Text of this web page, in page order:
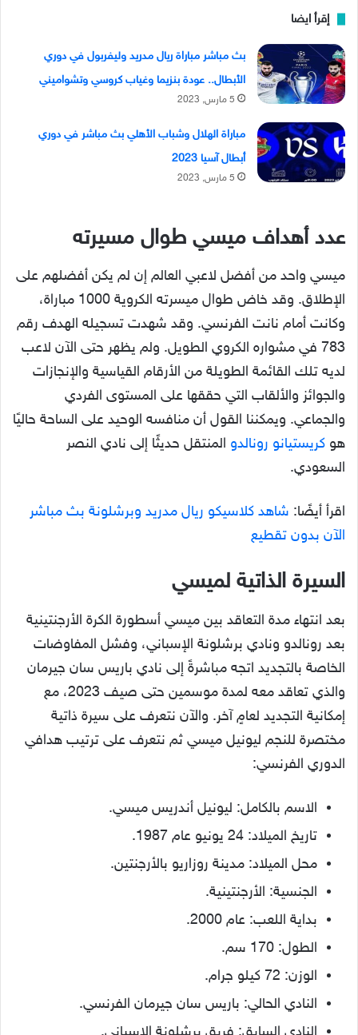
إقرأ ايضا
بث مباشر مباراة ريال مدريد وليفربول في دوري
الأبطال.. عودة بنزيما وغياب كروسي وتشواميني
5 مارس, 2023
مباراة الهلال وشباب الأهلي بث مباشر في دوري
أبطال آسيا 2023
5 مارس, 2023
عدد أهداف ميسي طوال مسيرته
ميسي واحد من أفضل لاعبي العالم إن لم يكن أفضلهم على
الإطلاق. وقد خاض طوال ميسرته الكروية 1000 مباراة،
وكانت أمام نانت الفرنسي. وقد شهدت تسجيله الهدف رقم
783 في مشواره الكروي الطويل. ولم يظهر حتى الآن لاعب
لديه تلك القائمة الطويلة من الأرقام القياسية والإنجازات
والجوائز والألقاب التي حققها على المستوى الفردي
والجماعي. ويمكننا القول أن منافسه الوحيد على الساحة حاليًا
هو كريستيانو رونالدو المنتقل حديثًا إلى نادي النصر
السعودي.
اقرأ أيضًا: شاهد كلاسيكو ريال مدريد وبرشلونة بث مباشر
الآن بدون تقطيع
السيرة الذاتية لميسي
بعد انتهاء مدة التعاقد بين ميسي أسطورة الكرة الأرجنتينية
بعد رونالدو ونادي برشلونة الإسباني، وفشل المفاوضات
الخاصة بالتجديد اتجه مباشرةً إلى نادي باريس سان جيرمان
والذي تعاقد معه لمدة موسمين حتى صيف 2023، مع
إمكانية التجديد لعامٍ آخر. والآن نتعرف على سيرة ذاتية
مختصرة للنجم ليونيل ميسي ثم نتعرف على ترتيب هدافي
الدوري الفرنسي:
الاسم بالكامل: ليونيل أندريس ميسي.
تاريخ الميلاد: 24 يونيو عام 1987.
محل الميلاد: مدينة روزاريو بالأرجنتين.
الجنسية: الأرجنتينية.
بداية اللعب: عام 2000.
الطول: 170 سم.
الوزن: 72 كيلو جرام.
النادي الحالي: باريس سان جيرمان الفرنسي.